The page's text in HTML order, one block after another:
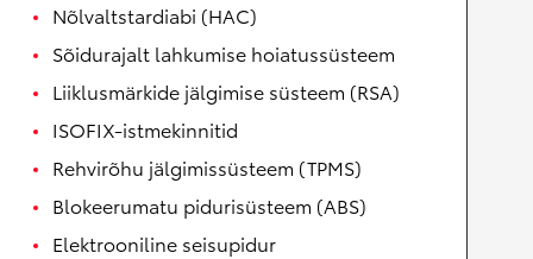
Nõlvaltstardiabi (HAC)
Sõidurajalt lahkumise hoiatussüsteem
Liiklusmärkide jälgimise süsteem (RSA)
ISOFIX-istmekinnitid
Rehvirõhu jälgimissüsteem (TPMS)
Blokeerumatu pidurisüsteem (ABS)
Elektrooniline seisupidur